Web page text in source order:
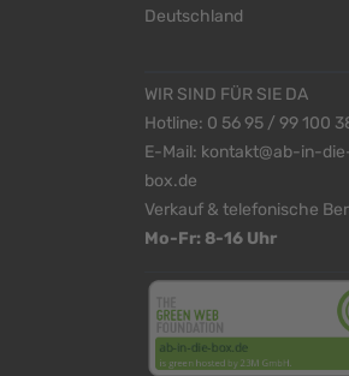
Deutschland
WIR SIND FÜR SIE DA
Hotline: 0 56 95 / 99 100
E-Mail: kontakt@ab-in-
box.de
Verkauf & telefonische
Mo-Fr: 8-16 Uhr